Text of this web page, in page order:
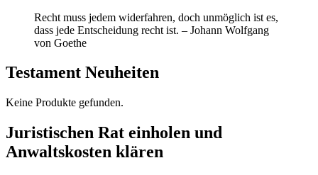
Recht muss jedem widerfahren, doch unmöglich ist es,
dass jede Entscheidung recht ist. – Johann Wolfgang
von Goethe
Testament Neuheiten
Keine Produkte gefunden.
Juristischen Rat einholen und
Anwaltskosten klären